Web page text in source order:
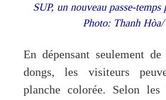
SUP, un nouveau passe-temps
Photo: Thanh
En dépensant seulement
dongs, les visiteurs
planche colorée. Selon les